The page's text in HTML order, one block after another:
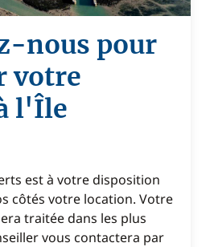
nous pour
votre
l'Île
est à votre disposition
côtés votre location. Votre
traitée dans les plus
vous contactera par